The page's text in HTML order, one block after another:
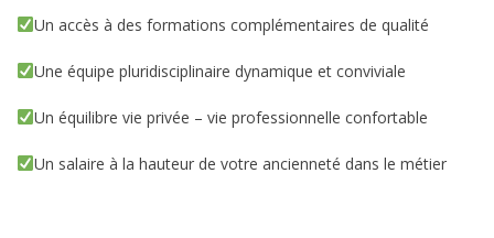
Un accès à des formations complémentaires de qualité
Une équipe pluridisciplinaire dynamique et conviviale
Un équilibre vie privée – vie professionnelle confortable
Un salaire à la hauteur de votre ancienneté dans le métier